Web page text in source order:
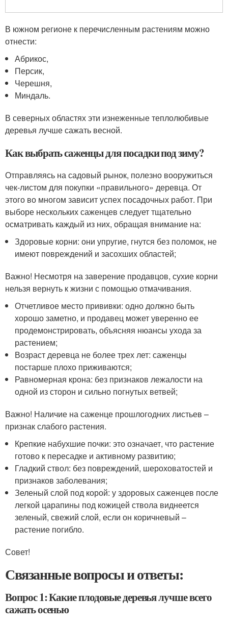
В южном регионе к перечисленным растениям можно
отнести:
Абрикос,
Персик,
Черешня,
Миндаль.
В северных областях эти изнеженные теплолюбивые
деревья лучше сажать весной.
Как выбрать саженцы для посадки под зиму?
Отправляясь на садовый рынок, полезно вооружиться
чек-листом для покупки «правильного» деревца. От
этого во многом зависит успех посадочных работ. При
выборе нескольких саженцев следует тщательно
осматривать каждый из них, обращая внимание на:
Здоровые корни: они упругие, гнутся без поломок, не
имеют повреждений и засохших областей;
Важно! Несмотря на заверение продавцов, сухие корни
нельзя вернуть к жизни с помощью отмачивания.
Отчетливое место прививки: одно должно быть
хорошо заметно, и продавец может уверенно ее
продемонстрировать, объясняя нюансы ухода за
растением;
Возраст деревца не более трех лет: саженцы
постарше плохо приживаются;
Равномерная крона: без признаков лежалости на
одной из сторон и сильно погнутых ветвей;
Важно! Наличие на саженце прошлогодних листьев –
признак слабого растения.
Крепкие набухшие почки: это означает, что растение
готово к пересадке и активному развитию;
Гладкий ствол: без повреждений, шероховатостей и
признаков заболевания;
Зеленый слой под корой: у здоровых саженцев после
легкой царапины под кожицей ствола виднеется
зеленый, свежий слой, если он коричневый –
растение погибло.
Совет!
Связанные вопросы и ответы:
Вопрос 1: Какие плодовые деревья лучше всего
сажать осенью